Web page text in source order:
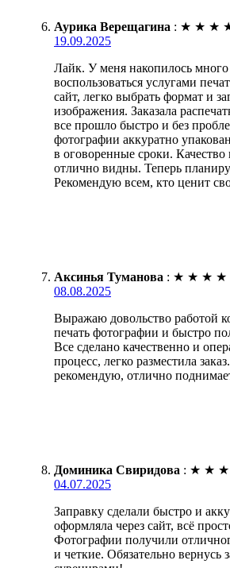
Аурика Верещагина : ★ ★ ★
19.09.2025
Лайк. У меня накопилось
воспользоваться услугами
сайт, легко выбрать формат и
изображения. Заказала
все прошло быстро и без
фотографии аккуратно
в оговоренные сроки. Качество
отлично видны. Теперь
Рекомендую всем, кто ценит
Аксинья Туманова : ★ ★ ★ ★
08.08.2025
Выражаю довольство работой
печать фотографии и быстро
Все сделано качественно и
процесс, легко разместила
рекомендую, отлично
Доминика Свиридова : ★ ★ ★
04.07.2025
Заправку сделали быстро и
оформляла через сайт, всё
Фотографии получили
и четкие. Обязательно вернусь